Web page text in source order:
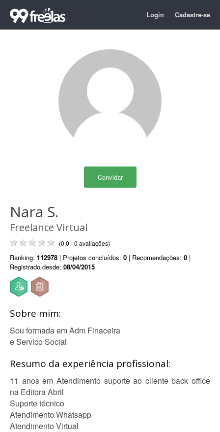
Login Cadastre-se
Convidar
Nara S.
Freelance Virtual
(0.0 - 0 avaliações)
Ranking: 112978 | Projetos concluídos: 0 | Recomendações: 0 |
Registrado desde: 08/04/2015
Sobre mim:
Sou formada em Adm Finaceira
e Servico Social
Resumo da experiência profissional:
11 anos em Atendimento suporte ao cliente back office
na Editora Abril
Suporte técnico
Atendimento Whatsapp
Atendimento Virtual